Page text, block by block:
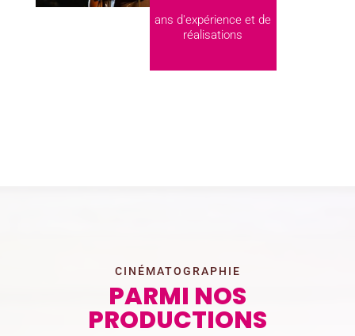
ans d'expérience et de
réalisations
CINÉMATOGRAPHIE
PARMI NOS
PRODUCTIONS